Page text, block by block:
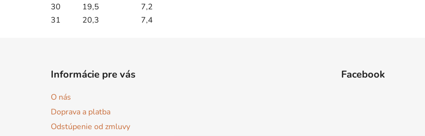
30
19,5
7,2
31
20,3 7,4
Informácie pre vás
O nás
Doprava a platba
Odstúpenie od zmluvy
Facebook